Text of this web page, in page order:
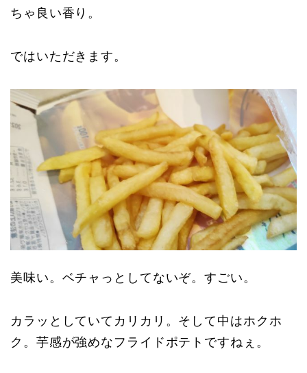
ちゃ良い香り。
ではいただきます。
美味い。ベチャっとしてないぞ。すごい。
カラッとしていてカリカリ。そして中はホクホ
ク。芋感が強めなフライドポテトですねぇ。